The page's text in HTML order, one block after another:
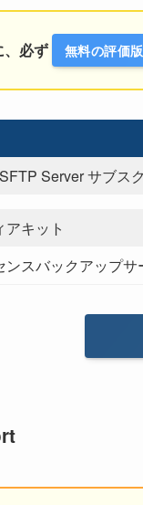
、必ず 無料の評価版
Server サブス
アキット
ンスバックアップサ